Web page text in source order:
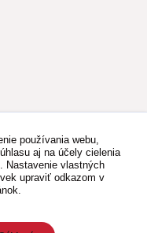
používania webu,
aj na účely cielenia
Nastavenie vlastných
upraviť odkazom v